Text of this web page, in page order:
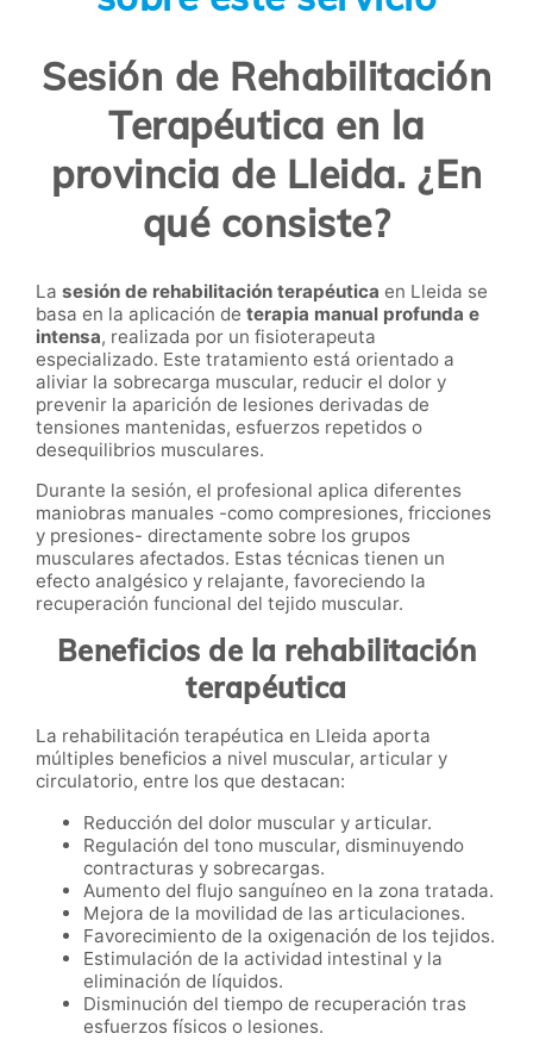
Sesión de Rehabilitación
Terapéutica en la
provincia de Lleida. ¿En
qué consiste?
La sesión de rehabilitación terapéutica en Lleida se
basa en la aplicación de terapia manual profunda e
intensa, realizada por un fisioterapeuta
especializado. Este tratamiento está orientado a
aliviar la sobrecarga muscular, reducir el dolor y
prevenir la aparición de lesiones derivadas de
tensiones mantenidas, esfuerzos repetidos o
desequilibrios musculares.
Durante la sesión, el profesional aplica diferentes
maniobras manuales -como compresiones, fricciones
y presiones- directamente sobre los grupos
musculares afectados. Estas técnicas tienen un
efecto analgésico y relajante, favoreciendo la
recuperación funcional del tejido muscular.
Beneficios de la rehabilitación
terapéutica
La rehabilitación terapéutica en Lleida aporta
múltiples beneficios a nivel muscular, articular y
circulatorio, entre los que destacan:
Reducción del dolor muscular y articular.
Regulación del tono muscular, disminuyendo
contracturas y sobrecargas.
Aumento del flujo sanguíneo en la zona tratada.
Mejora de la movilidad de las articulaciones.
Favorecimiento de la oxigenación de los tejidos.
Estimulación de la actividad intestinal y la
eliminación de líquidos.
Disminución del tiempo de recuperación tras
esfuerzos físicos o lesiones.